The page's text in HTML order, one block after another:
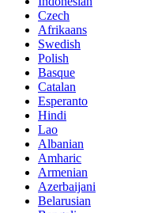
Czech
Afrikaans
Swedish
Polish
Basque
Catalan
Esperanto
Hindi
Lao
Albanian
Amharic
Armenian
Azerbaijani
Belarusian